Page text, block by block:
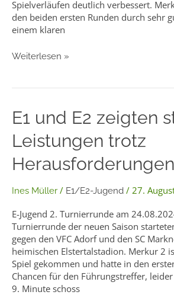
Spielverläufen deutlich verbessert.
den beiden ersten Runden durch sehr
einem klaren
Weiterlesen »
E1 und E2 zeigten
Leistungen trotz
Herausforderungen
Ines Müller / E1/E2-Jugend / 27.
E-Jugend 2. Turnierrunde am
Turnierrunde der neuen Saison
gegen den VFC Adorf und den SC
heimischen Elstertalstadion. Merkur 2
Spiel gekommen und hatte in den
Chancen für den Führungstreffer,
9. Minute schoss
E1
und
E2
zeigten
starke
Leistungen
trotz